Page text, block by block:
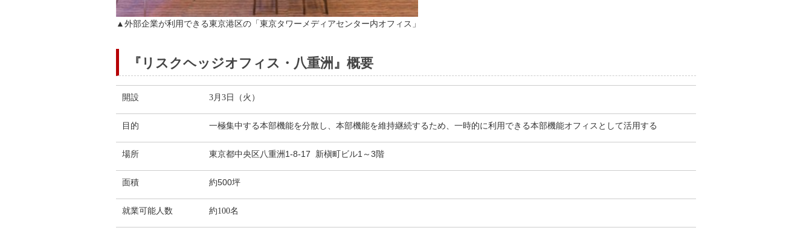
▲外部企業が利用できる東京港区の「東京タワーメディアセンター内オフィス」
『リスクヘッジオフィス・八重洲』概要
開設 3月3日（火）
目的 一極集中する本部機能を分散し、本部機能を維持継続するため、一時的に利用できる本部機能オフィスとして活用する
場所 東京都中央区八重洲1-8-17 新槇町ビル1～3階
面積 約500坪
就業可能人数 約100名